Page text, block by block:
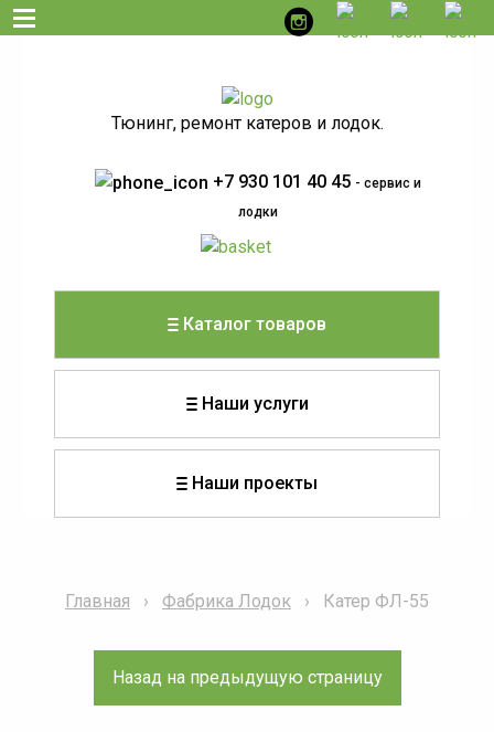
Тюнинг, ремонт катеров и лодок.
+7 930 101 40 45 - сервис и
лодки
Каталог товаров
Наши услуги
Наши проекты
Главная Фабрика Лодок Катер ФЛ-55